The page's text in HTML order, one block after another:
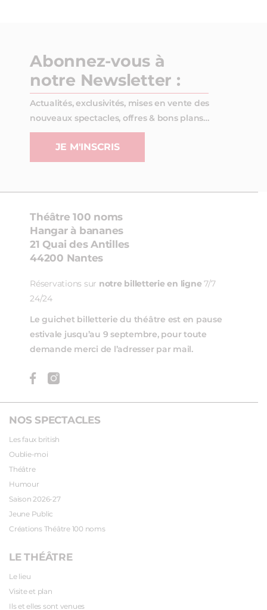
Abonnez-vous à
notre Newsletter :
Actualités, exclusivités, mises en vente des
nouveaux spectacles, offres & bons plans…
JE M'INSCRIS
NOS SPECTACLES
Les faux british
Oublie-moi
Théâtre
Humour
Saison 2026-27
Jeune Public
Créations Théâtre 100 noms
LE THÉÂTRE
Le lieu
Visite et plan
Ils et elles sont venues
Théâtre 100 noms
Hangar à bananes
21 Quai des Antilles
44200 Nantes
Réservations sur notre billetterie en ligne 7/7
24/24
Le guichet billetterie du théâtre est en pause
estivale jusqu’au 9 septembre, pour toute
demande merci de l’adresser par mail.